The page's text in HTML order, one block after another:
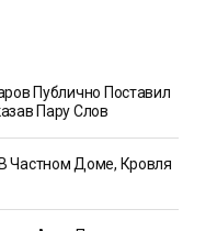
Публично Поставил
Пару Слов
Частном Доме, Кровля